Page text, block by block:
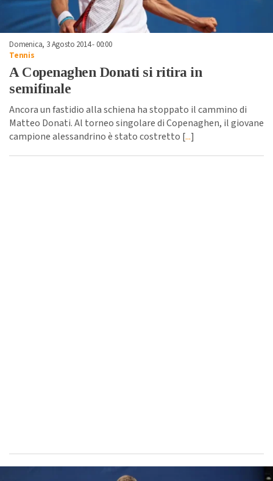
Domenica, 3 Agosto 2014 - 00:00
Tennis
A Copenaghen Donati si ritira in
semifinale
Ancora un fastidio alla schiena ha stoppato il cammino di
Matteo Donati. Al torneo singolare di Copenaghen, il giovane
campione alessandrino è stato costretto [...]